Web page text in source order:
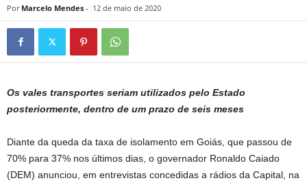
Por Marcelo Mendes - 12 de maio de 2020
Os vales transportes seriam utilizados pelo Estado
posteriormente, dentro de um prazo de seis meses
Diante da queda da taxa de isolamento em Goiás, que passou de
70% para 37% nos últimos dias, o governador Ronaldo Caiado
(DEM) anunciou, em entrevistas concedidas a rádios da Capital, na